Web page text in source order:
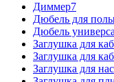
Диммер7
Дюбель для
Дюбель
Заглушка для
Заглушка для
Заглушка для